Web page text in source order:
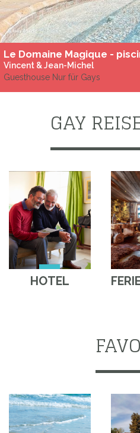
Vincent & Jean-Michel
Guesthouse Nur für Gays
GAY
HOTEL